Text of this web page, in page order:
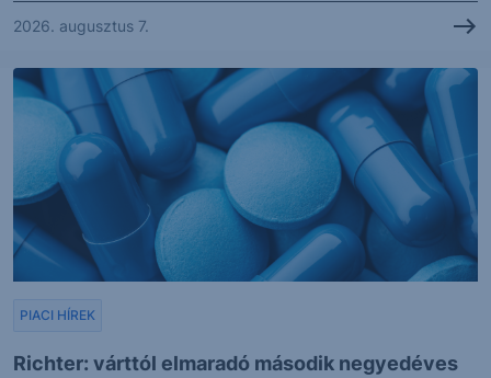
2026. augusztus 7.
Richter: várttól elmaradó második negyedéves
PIACI HÍREK